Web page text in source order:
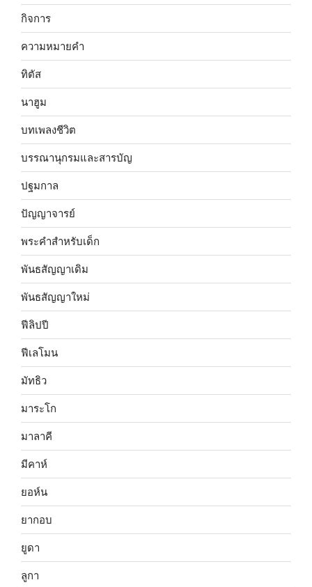
กิจการ
ความหมายคำ
ทิตัส
นาฮูม
บทเพลงชีวิต
บรรณานุกรมและสารบัญ
ปฐมกาล
ปัญญาจารย์
พระคำสำหรับเด็ก
พันธสัญญาเดิม
พันธสัญญาใหม่
ฟีลิปปี
ฟีเลโมน
มัทธิว
มาระโก
มาลาคี
มีคาห์
ยอห์น
ยากอบ
ยูดา
ลูกา